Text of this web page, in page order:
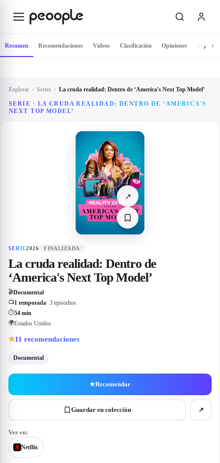
Explorar › Series › La cruda realidad: Dentro de ‘America's Next Top Model’
SERIE · LA CRUDA REALIDAD: DENTRO DE ‘AMERICA'S
NEXT TOP MODEL’
↗
SERIE2026 FINALIZADA
La cruda realidad: Dentro de
‘America's Next Top Model’
🎬Documental
📺1 temporada· 3 episodios
⏱54 min
🌍Estados Unidos
★11 recomendaciones
Documental
★Recomendar
Guardar en colección ↗
Ver en:
Netflix
Resumen Recomendaciones Vídeos Clasificación Opiniones Tráiler